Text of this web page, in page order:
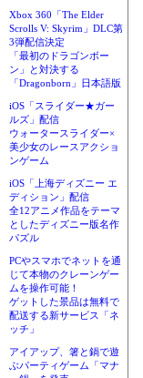
Xbox 360「The Elder
Scrolls V: Skyrim」DLC第
3弾配信決定
「最初のドラゴンボー
ン」と対決する
「Dragonborn」日本語版
iOS「スライダー★ガー
ルズ」配信
ウォータースライダー×
美少女のレースアクショ
ンゲーム
iOS「上海ディズニー エ
ディション」配信
全12アニメ作品をテーマ
としたディズニー版名作
パズル
PCやスマホでネットを通
じて本物のクレーンゲー
ムを操作可能！
ゲットした景品は無料で
配送する新サービス「ネ
ッチ」
アイアップ、箸と鍋で遊
ぶパーティゲーム「マナ